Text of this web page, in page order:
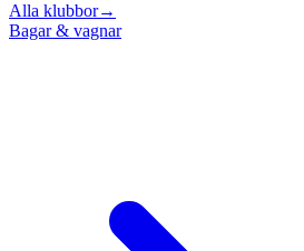
Alla klubbor→
Bagar & vagnar